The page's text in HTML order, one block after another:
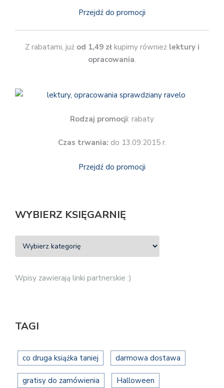
Przejdź do promocji
Z rabatami, już od 1,49 złkupimy równieżlektury i
opracowania.
Rodzaj promocji: rabaty
Czas trwania: do 13.09.2015 r.
Przejdź do promocji
WYBIERZ KSIĘGARNIĘ
Wpisy zawierają linki partnerskie :)
TAGI
co druga książka taniej darmowa dostawa
gratisy do zamówienia Halloween